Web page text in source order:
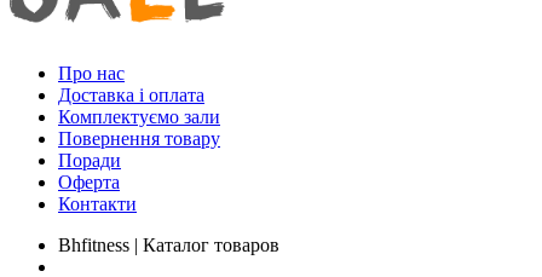
Про нас
Доставка і оплата
Комплектуємо зали
Повернення товару
Поради
Оферта
Контакти
Bhfitness | Каталог товаров